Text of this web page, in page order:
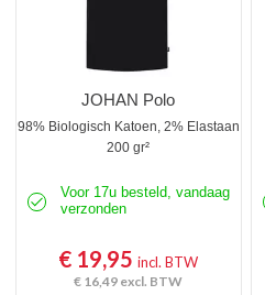
JOHAN Polo
98% Biologisch Katoen, 2% Elastaan
200 gr²
Voor 17u besteld, vandaag
verzonden
€ 19,95incl. BTW
€ 16,49 excl. BTW